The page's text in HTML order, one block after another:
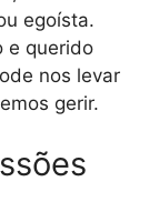
egoísta.
e querido
nos levar
gerir.